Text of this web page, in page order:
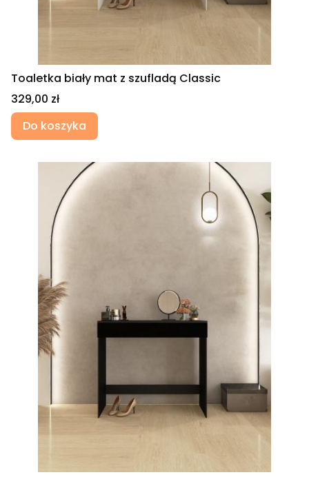
Toaletka biały mat z szufladą Classic
Cena
329,00 zł
Do koszyka